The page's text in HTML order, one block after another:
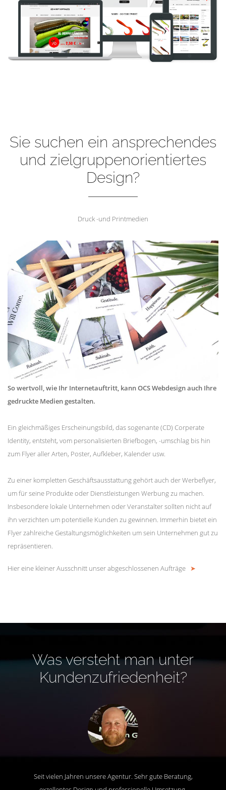
Sie suchen ein ansprechendes
und zielgruppenorientiertes
Design?
Druck -und Printmedien
So wertvoll, wie Ihr Internetauftritt, kann OCS Webdesign auch Ihre
gedruckte Medien gestalten.
Ein gleichmäßiges Erscheinungsbild, das sogenante (CD) Corperate
Identity, entsteht, vom personalisierten Briefbogen, -umschlag bis hin
zum Flyer aller Arten, Poster, Aufkleber, Kalender usw.
Zu einer kompletten Geschäftsausstattung gehört auch der Werbeflyer,
um für seine Produkte oder Dienstleistungen Werbung zu machen.
Insbesondere lokale Unternehmen oder Veranstalter sollten nicht auf
ihn verzichten um potentielle Kunden zu gewinnen. Immerhin bietet ein
Flyer zahlreiche Gestaltungsmöglichkeiten um sein Unternehmen gut zu
repräsentieren.
Hier eine kleiner Ausschnitt unser abgeschlossenen Aufträge ➤
Was versteht man unter
Kundenzufriedenheit?
Seit vielen Jahren unsere Agentur. Sehr gute Beratung,